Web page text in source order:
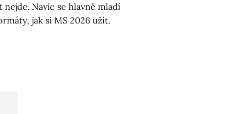
Navíc se hlavně mladí
jak si MS 2026 užít.